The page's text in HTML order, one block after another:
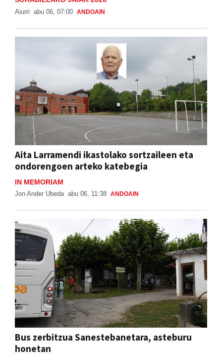
Aiurri abu 06, 07:00 ANDOAIN
Aita Larramendi ikastolako sortzaileen eta
ondorengoen arteko katebegia
IN MEMORIAM
Jon Ander Ubeda abu 06, 11:38 ANDOAIN
Bus zerbitzua Sanestebanetara, asteburu
honetan